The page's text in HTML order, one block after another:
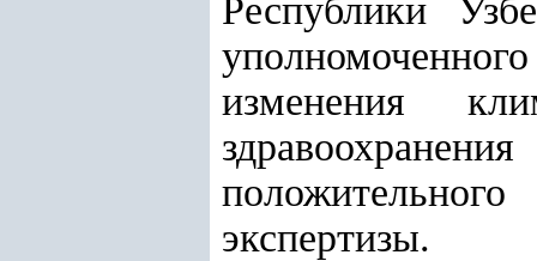
Республики
изменения
экспертизы.